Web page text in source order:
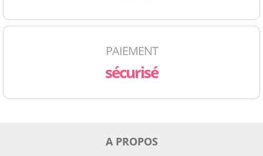
PAIEMENT
sécurisé
A PROPOS